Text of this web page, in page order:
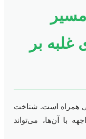
بر
همراه است. شناخت
با آن‌ها، می‌تواند